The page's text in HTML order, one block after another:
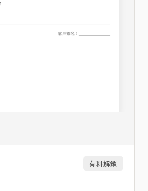
有料解鎖